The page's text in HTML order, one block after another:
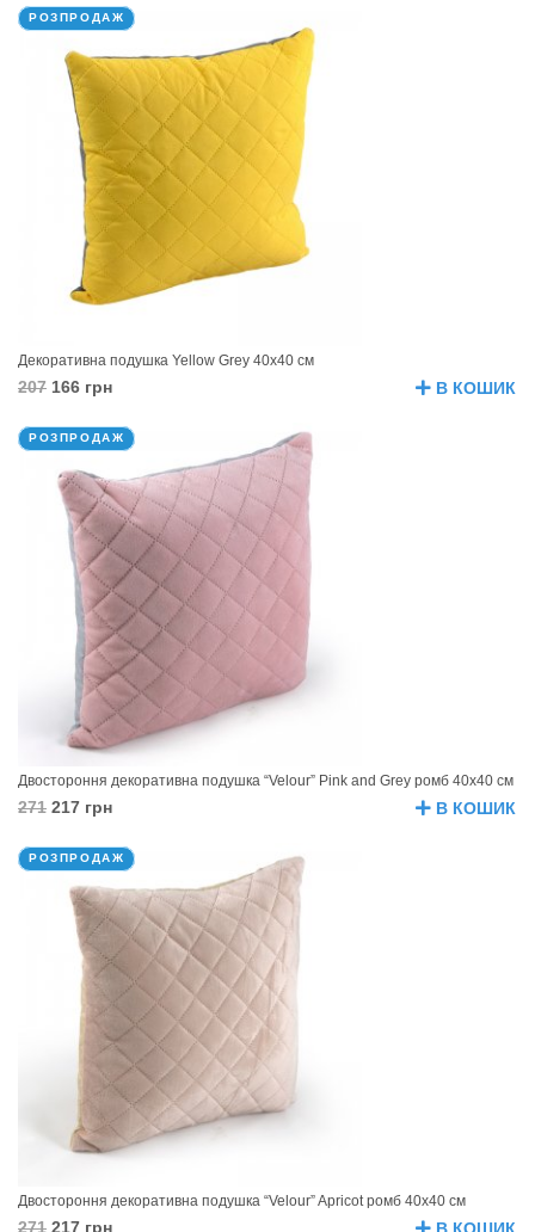
РОЗПРОДАЖ
Декоративна подушка Yellow Grey 40х40 см
207 166 грн В КОШИК
РОЗПРОДАЖ
Двостороння декоративна подушка “Velour” Pink and Grey ромб 40х40 см
271 217 грн В КОШИК
РОЗПРОДАЖ
Двостороння декоративна подушка “Velour” Apricot ромб 40х40 см
271 217 грн